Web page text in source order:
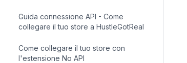
Guida connessione API - Come
collegare il tuo store a HustleGotReal
Come collegare il tuo store con
l'estensione No API